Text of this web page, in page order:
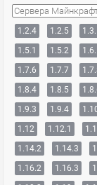
Сервера
1.2.4
1.2.5
1.5.1
1.5.2
1.7.6
1.7.7
1.8.4
1.8.5
1.9.3
1.9.4
1.12
1.12.1
1.14.2
1.14.3
1.16.2
1.16.3